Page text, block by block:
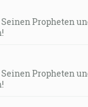
Seinen Propheten
Seinen Propheten